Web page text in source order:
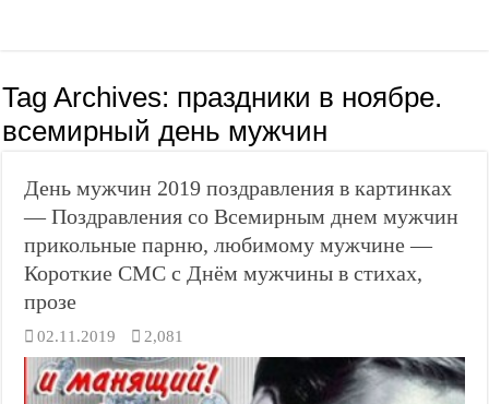
Tag Archives: праздники в ноябре.
всемирный день мужчин
День мужчин 2019 поздравления в картинках
— Поздравления со Всемирным днем мужчин
прикольные парню, любимому мужчине —
Короткие СМС с Днём мужчины в стихах,
прозе
02.11.2019 2,081